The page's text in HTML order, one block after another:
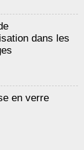
dans les
en verre